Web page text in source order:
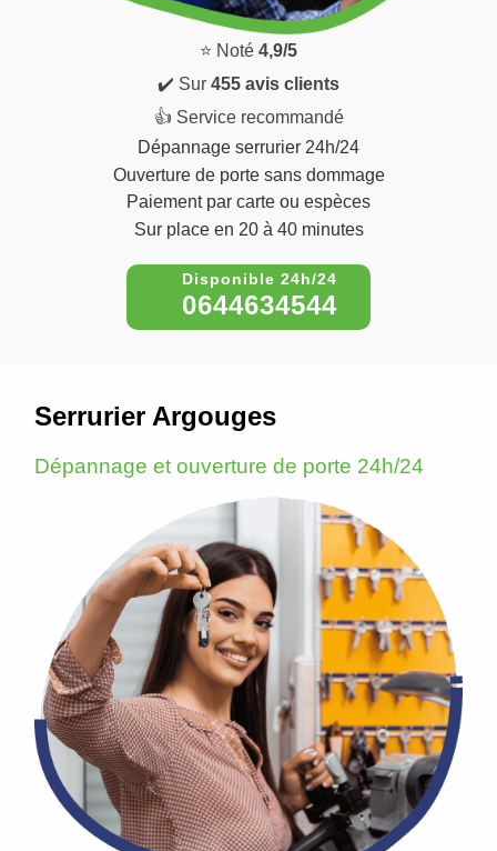
⭐ Noté 4,9/5
✔️ Sur 455 avis clients
👍 Service recommandé
Dépannage serrurier 24h/24
Ouverture de porte sans dommage
Paiement par carte ou espèces
Sur place en 20 à 40 minutes
0644634544
Serrurier Argouges
Dépannage et ouverture de porte 24h/24